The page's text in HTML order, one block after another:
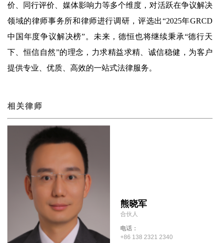
价、同行评价、媒体影响力等多个维度，对活跃在争议解决
领域的律师事务所和律师进行调研，评选出“2025年GRCD
中国年度争议解决榜”。未来，德恒也将继续秉承“德行天
下、恒信自然”的理念，力求精益求精、诚信稳健，为客户
提供专业、优质、高效的一站式法律服务。
相关律师
熊晓军
合伙人
电话：
+86 138 2321 2340